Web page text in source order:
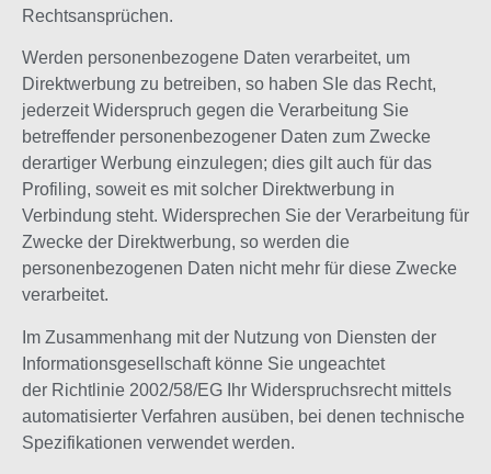
Rechtsansprüchen.
Werden personenbezogene Daten verarbeitet, um
Direktwerbung zu betreiben, so haben SIe das Recht,
jederzeit Widerspruch gegen die Verarbeitung Sie
betreffender personenbezogener Daten zum Zwecke
derartiger Werbung einzulegen; dies gilt auch für das
Profiling, soweit es mit solcher Direktwerbung in
Verbindung steht. Widersprechen Sie der Verarbeitung für
Zwecke der Direktwerbung, so werden die
personenbezogenen Daten nicht mehr für diese Zwecke
verarbeitet.
Im Zusammenhang mit der Nutzung von Diensten der
Informationsgesellschaft könne Sie ungeachtet
der Richtlinie 2002/58/EG Ihr Widerspruchsrecht mittels
automatisierter Verfahren ausüben, bei denen technische
Spezifikationen verwendet werden.